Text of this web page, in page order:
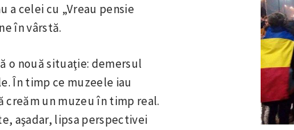
a celei cu „Vreau pensie
în vârstă.
o nouă situaţie: demersul
În timp ce muzeele iau
un muzeu în timp real.
aşadar, lipsa perspectivei